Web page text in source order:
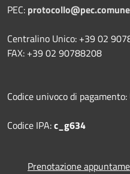
PEC:
Centralino Unico: +39 02
FAX: +39 02 90788208
Codice univoco di pagamento:
Codice IPA:c_g634
Prenotazione